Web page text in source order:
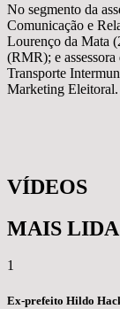
No segmento da
Comunicação e
Lourenço da Mata
(RMR); e
Transporte
Marketing Eleitoral.
VÍDEOS
MAIS
1
Ex-prefeito Hildo